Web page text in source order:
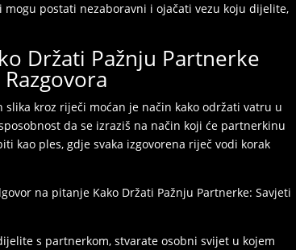
postati nezaboravni i ojačati vezu koju dijelite,
Držati Pažnju Partnerke
kroz riječi moćan je način kako održati vatru u
da se izraziš na način koji će partnerkinu
kao ples, gdje svaka izgovorena riječ vodi korak
na pitanje Kako Držati Pažnju Partnerke: Savjeti
s partnerkom, stvarate osobni svijet u kojem